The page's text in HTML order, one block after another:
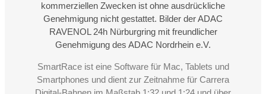
kommerziellen Zwecken ist ohne ausdrückliche
Genehmigung nicht gestattet. Bilder der ADAC
RAVENOL 24h Nürburgring mit freundlicher
Genehmigung des ADAC Nordrhein e.V.
SmartRace ist eine Software für Mac, Tablets und
Smartphones und dient zur Zeitnahme für Carrera